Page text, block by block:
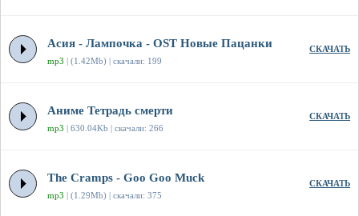
Асия - Лампочка - OST Новые Пацанки
mp3 | (1.42Mb) | скачали: 199
СКАЧАТЬ
Аниме Тетрадь смерти
mp3 | 630.04Kb | скачали: 266
СКАЧАТЬ
The Cramps - Goo Goo Muck
mp3 | (1.29Mb) | скачали: 375
СКАЧАТЬ